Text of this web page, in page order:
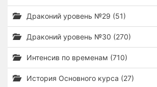
Драконий уровень №29 (51)
Драконий уровень №30 (270)
Интенсив по временам (710)
История Основного курса (27)